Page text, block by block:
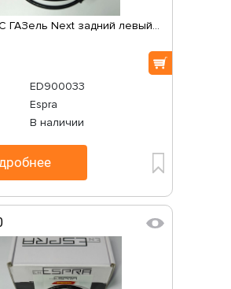
ГАЗель Next задний левый...
ED900033
Espra
В наличии